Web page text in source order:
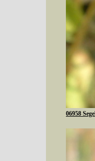
06958